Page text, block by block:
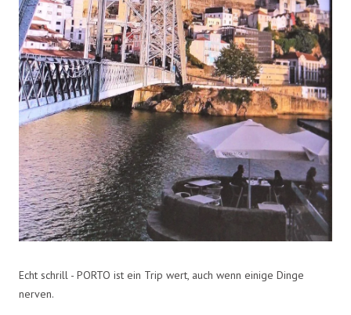
Echt schrill - PORTO ist ein Trip wert, auch wenn einige Dinge
nerven.